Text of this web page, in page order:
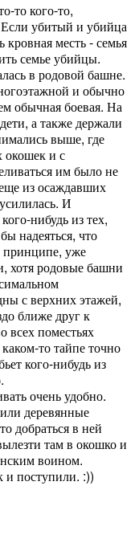
то кого-то,
убитый и убийца
месть - семья
семье убийцы.
в родовой башне.
и обычно
обычная боевая. На
а также держали
выше, где
окошек и с
им было не
из осаждавших
И
нибудь из тех,
надеяться, что
принципе, уже
хотя родовые башни
с верхних этажей,
ближе друг к
всех поместьях
то тайпе точно
кого-нибудь из
очень удобно.
деревянные
добраться в ней
там в окошко и
воином.
и поступили. :))